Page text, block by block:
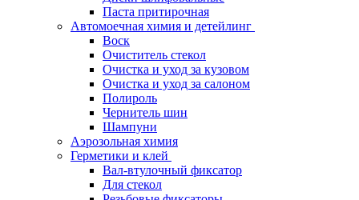
Паста притирочная
Автомоечная химия и детейлинг
Воск
Очиститель стекол
Очистка и уход за кузовом
Очистка и уход за салоном
Полироль
Чернитель шин
Шампуни
Аэрозольная химия
Герметики и клей
Вал-втулочный фиксатор
Для стекол